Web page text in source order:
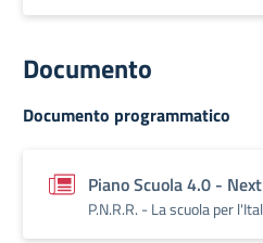
Documento
Documento programmatico
Piano Scuola 4.0 -
P.N.R.R. - La scuola per